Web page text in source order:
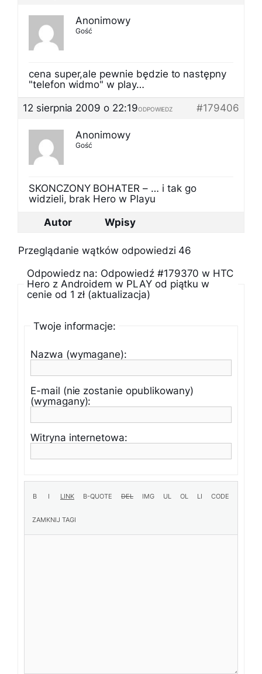
Anonimowy
Gość
cena super,ale pewnie będzie to następny
"telefon widmo" w play…
12 sierpnia 2009 o 22:19
#179406
ODPOWIEDZ
Anonimowy
Gość
SKONCZONY BOHATER – … i tak go
widzieli, brak Hero w Playu
Autor
Wpisy
Przeglądanie wątków odpowiedzi 46
Odpowiedz na: Odpowiedź #179370 w HTC
Hero z Androidem w PLAY od piątku w
cenie od 1 zł (aktualizacja)
Twoje informacje:
Nazwa (wymagane):
E-mail (nie zostanie opublikowany)
(wymagany):
Witryna internetowa: